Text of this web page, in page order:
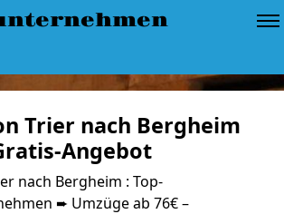
Trier nach Bergheim
Angebot
nach Bergheim : Top-
➨ Umzüge ab 76€ –